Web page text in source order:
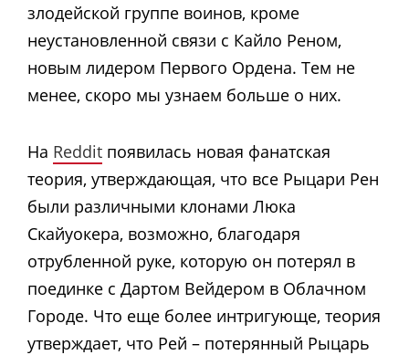
злодейской группе воинов, кроме
неустановленной связи с Кайло Реном,
новым лидером Первого Ордена. Тем не
менее, скоро мы узнаем больше о них.
На Reddit появилась новая фанатская
теория, утверждающая, что все Рыцари Рен
были различными клонами Люка
Скайуокера, возможно, благодаря
отрубленной руке, которую он потерял в
поединке с Дартом Вейдером в Облачном
Городе. Что еще более интригующе, теория
утверждает, что Рей – потерянный Рыцарь